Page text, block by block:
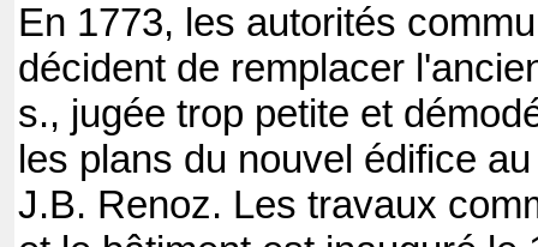
En 1773, les autorités
décident de remplacer
s., jugée trop petite et
les plans du nouvel édifice
J.B. Renoz. Les travaux